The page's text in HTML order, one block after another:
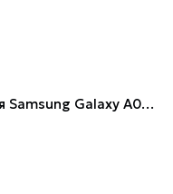
TPU+PC чехол Prisma Ladies для Samsung Galaxy A04 Black in White